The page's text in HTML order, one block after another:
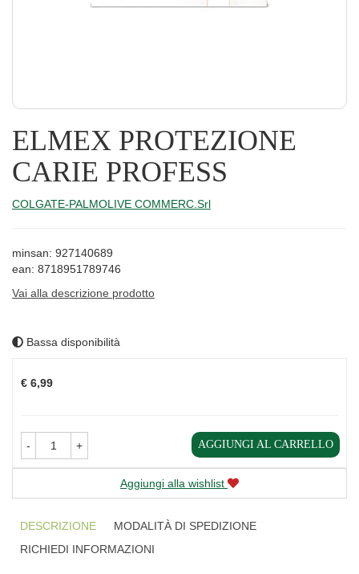
ELMEX PROTEZIONE
CARIE PROFESS
COLGATE-PALMOLIVE COMMERC.Srl
minsan: 927140689
ean: 8718951789746
Vai alla descrizione prodotto
Bassa disponibilità
€ 6,99
- + AGGIUNGI AL CARRELLO
Aggiungi alla wishlist
DESCRIZIONE
MODALITÀ DI SPEDIZIONE
RICHIEDI INFORMAZIONI